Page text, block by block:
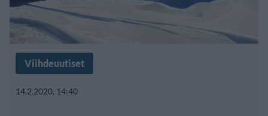
Viihdeuutiset
14.2.2020, 14:40